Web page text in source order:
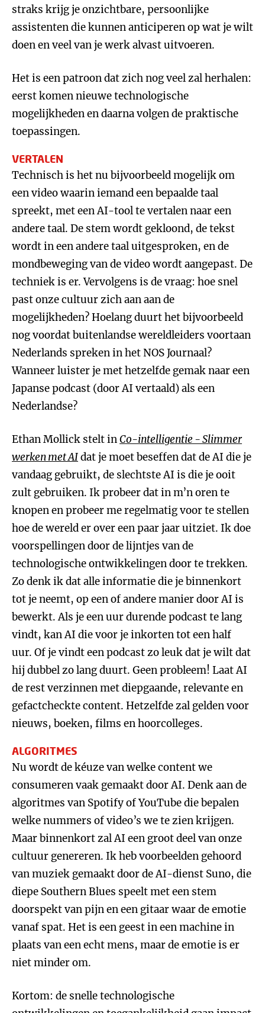
straks krijg je onzichtbare, persoonlijke
assistenten die kunnen anticiperen op wat je wilt
doen en veel van je werk alvast uitvoeren.
Het is een patroon dat zich nog veel zal herhalen:
eerst komen nieuwe technologische
mogelijkheden en daarna volgen de praktische
toepassingen.
VERTALEN
Technisch is het nu bijvoorbeeld mogelijk om
een video waarin iemand een bepaalde taal
spreekt, met een AI-tool te vertalen naar een
andere taal. De stem wordt gekloond, de tekst
wordt in een andere taal uitgesproken, en de
mondbeweging van de video wordt aangepast. De
techniek is er. Vervolgens is de vraag: hoe snel
past onze cultuur zich aan aan de
mogelijkheden? Hoelang duurt het bijvoorbeeld
nog voordat buitenlandse wereldleiders voortaan
Nederlands spreken in het NOS Journaal?
Wanneer luister je met hetzelfde gemak naar een
Japanse podcast (door AI vertaald) als een
Nederlandse?
Ethan Mollick stelt inCo-intelligentie - Slimmer
werken met AIdat je moet beseffen dat de AI die je
vandaag gebruikt, de slechtste AI is die je ooit
zult gebruiken. Ik probeer dat in m’n oren te
knopen en probeer me regelmatig voor te stellen
hoe de wereld er over een paar jaar uitziet. Ik doe
voorspellingen door de lijntjes van de
technologische ontwikkelingen door te trekken.
Zo denk ik dat alle informatie die je binnenkort
tot je neemt, op een of andere manier door AI is
bewerkt. Als je een uur durende podcast te lang
vindt, kan AI die voor je inkorten tot een half
uur. Of je vindt een podcast zo leuk dat je wilt dat
hij dubbel zo lang duurt. Geen probleem! Laat AI
de rest verzinnen met diepgaande, relevante en
gefactcheckte content. Hetzelfde zal gelden voor
nieuws, boeken, films en hoorcolleges.
ALGORITMES
Nu wordt de kéuze van welke content we
consumeren vaak gemaakt door AI. Denk aan de
algoritmes van Spotify of YouTube die bepalen
welke nummers of video’s we te zien krijgen.
Maar binnenkort zal AI een groot deel van onze
cultuur genereren. Ik heb voorbeelden gehoord
van muziek gemaakt door de AI-dienst Suno, die
diepe Southern Blues speelt met een stem
doorspekt van pijn en een gitaar waar de emotie
vanaf spat. Het is een geest in een machine in
plaats van een echt mens, maar de emotie is er
niet minder om.
Kortom: de snelle technologische